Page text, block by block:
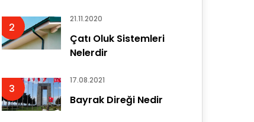
2
21.11.2020
Çatı Oluk Sistemleri
Nelerdir
3
17.08.2021
Bayrak Direği Nedir